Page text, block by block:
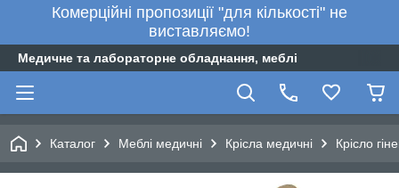
Комерційні пропозиції "для кількості" не
виставляємо!
Медичне та лабораторне обладнання, меблі
Каталог Меблі медичні Крісла медичні Крісло